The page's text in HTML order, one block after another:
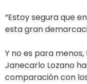
“Estoy segura que
esta gran
Y no es para
Janecarlo Lozano
comparación con